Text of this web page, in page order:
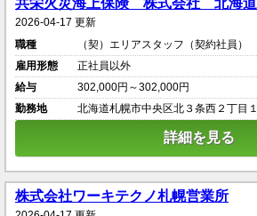
共栄火災海上保険 株式会社 北海道
2026-04-17 更新
職種
（契）エリアスタッフ（契約社員）
雇用形態
正社員以外
給与
302,000円～302,000円
勤務地
北海道札幌市中央区北３条西２丁目１
詳細を見る
株式会社ワーキテクノ札幌営業所